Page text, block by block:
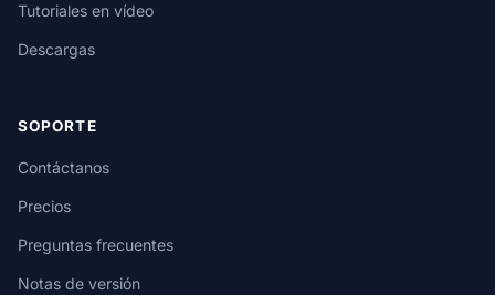
Tutoriales en vídeo
Descargas
SOPORTE
Contáctanos
Precios
Preguntas frecuentes
Notas de versión